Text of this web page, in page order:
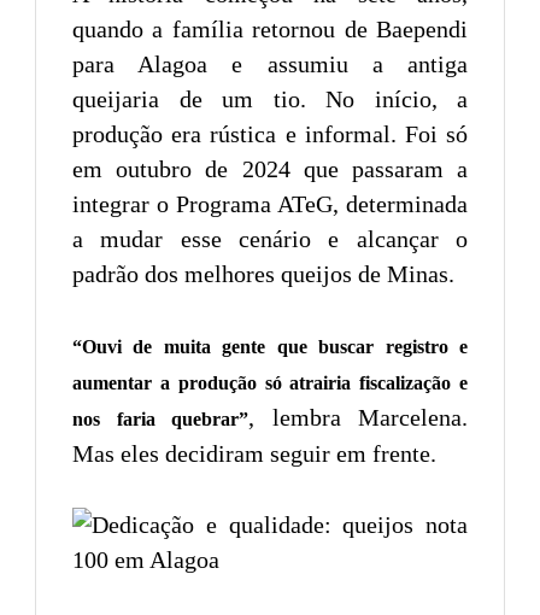
quando a família retornou de Baependi
para Alagoa e assumiu a antiga
queijaria de um tio. No início, a
produção era rústica e informal. Foi só
em outubro de 2024 que passaram a
integrar o Programa ATeG, determinada
a mudar esse cenário e alcançar o
padrão dos melhores queijos de Minas.
“Ouvi de muita gente que buscar registro e
aumentar a produção só atrairia fiscalização e
nos faria quebrar”, lembra Marcelena.
Mas eles decidiram seguir em frente.